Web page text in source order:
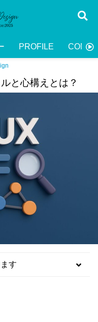
PROFILE
と心構えとは？
す